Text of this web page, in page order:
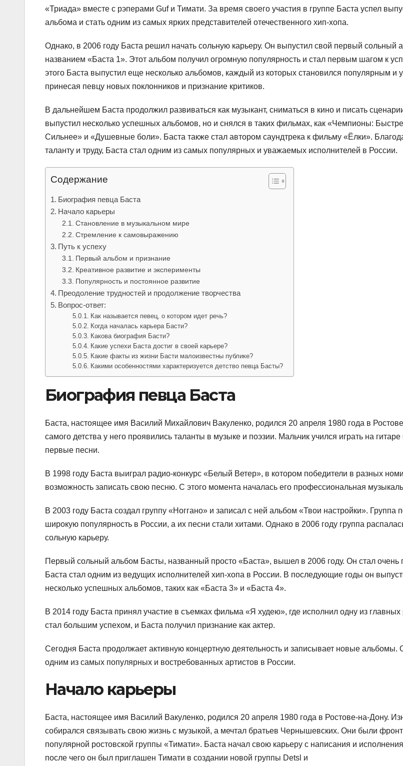
«Триада» вместе с рэперами Guf и Тимати. За время своего участия в группе Баста успел
альбома и стать одним из самых ярких представителей отечественного хип-хопа.
Однако, в 2006 году Баста решил начать сольную карьеру. Он выпустил свой первый сольный
названием «Баста 1». Этот альбом получил огромную популярность и стал первым шагом к
этого Баста выпустил еще несколько альбомов, каждый из которых становился популярным и
принесая певцу новых поклонников и признание критиков.
В дальнейшем Баста продолжил развиваться как музыкант, сниматься в кино и писать
выпустил несколько успешных альбомов, но и снялся в таких фильмах, как «Чемпионы:
Сильнее» и «Душевные боли». Баста также стал автором саундтрека к фильму «Ёлки».
таланту и труду, Баста стал одним из самых популярных и уважаемых исполнителей в России.
Содержание
Биография певца Баста
Начало карьеры
Становление в музыкальном мире
Стремление к самовыражению
Путь к успеху
Первый альбом и признание
Креативное развитие и эксперименты
Популярность и постоянное развитие
Преодоление трудностей и продолжение творчества
Вопрос-ответ:
Как называется певец, о котором идет речь?
Когда началась карьера Басти?
Какова биография Басти?
Какие успехи Баста достиг в своей карьере?
Какие факты из жизни Басти малоизвестны публике?
Какими особенностями характеризуется детство певца Басты?
Биография певца Баста
Баста, настоящее имя Василий Михайлович Вакуленко, родился 20 апреля 1980 года в
самого детства у него проявились таланты в музыке и поэзии. Мальчик учился играть на
первые песни.
В 1998 году Баста выиграл радио-конкурс «Белый Ветер», в котором победители в разных
возможность записать свою песню. С этого момента началась его профессиональная
В 2003 году Баста создал группу «Ноггано» и записал с ней альбом «Твои настройки». Группа
широкую популярность в России, а их песни стали хитами. Однако в 2006 году группа
сольную карьеру.
Первый сольный альбом Басты, названный просто «Баста», вышел в 2006 году. Он стал очень
Баста стал одним из ведущих исполнителей хип-хопа в России. В последующие годы он
несколько успешных альбомов, таких как «Баста 3» и «Баста 4».
В 2014 году Баста принял участие в съемках фильма «Я худею», где исполнил одну из
стал большим успехом, и Баста получил признание как актер.
Сегодня Баста продолжает активную концертную деятельность и записывает новые альбомы.
одним из самых популярных и востребованных артистов в России.
Начало карьеры
Баста, настоящее имя Василий Вакуленко, родился 20 апреля 1980 года в Ростове-на-Дону.
собирался связывать свою жизнь с музыкой, а мечтал братьев Чернышевских. Они были
популярной ростовской группы «Тимати». Баста начал свою карьеру с написания и исполнения
после чего он был приглашен Тимати в создании новой группы Detsl и